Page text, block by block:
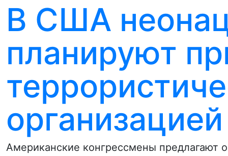
В США
планируют
организацией
Американские конгрессмены предлагают